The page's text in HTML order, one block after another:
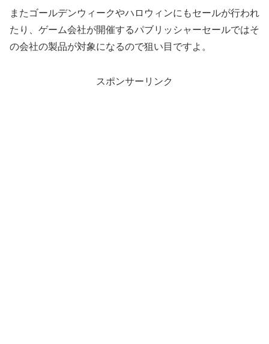
またゴールデンウィークやハロウィンにもセールが行われ
たり、ゲーム会社が開催するパブリッシャーセールではそ
の会社の製品が対象になるので狙い目ですよ。
スポンサーリンク